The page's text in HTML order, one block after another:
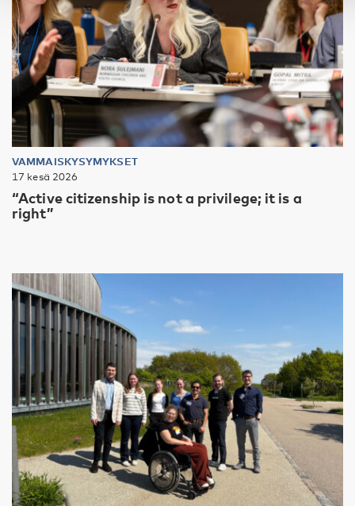
VAMMAISKYSYMYKSET
17 kesä 2026
“Active citizenship is not a privilege; it is a
right”